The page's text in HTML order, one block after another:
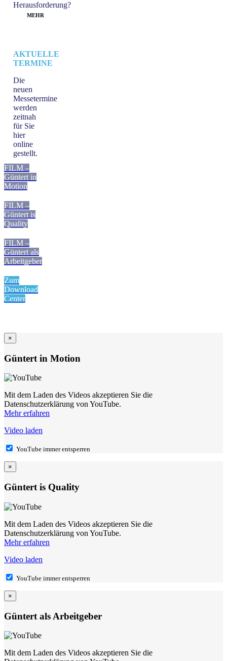
Herausforderung?
MEHR
AKTUELLE
TERMINE
Die
neuen
Messetermine
werden
zeitnah
für Sie
hier
online
gestellt.
FILM –
Güntert in
Motion
FILM –
Güntert is
Quality
FILM –
Güntert als
Arbeitgeber
Zum
Download
Center
×
Güntert in Motion
Mit dem Laden des Videos akzeptieren Sie die
Datenschutzerklärung von YouTube.
Mehr erfahren
Video laden
YouTube immer entsperren
×
Güntert is Quality
Mit dem Laden des Videos akzeptieren Sie die
Datenschutzerklärung von YouTube.
Mehr erfahren
Video laden
YouTube immer entsperren
×
Güntert als Arbeitgeber
Mit dem Laden des Videos akzeptieren Sie die